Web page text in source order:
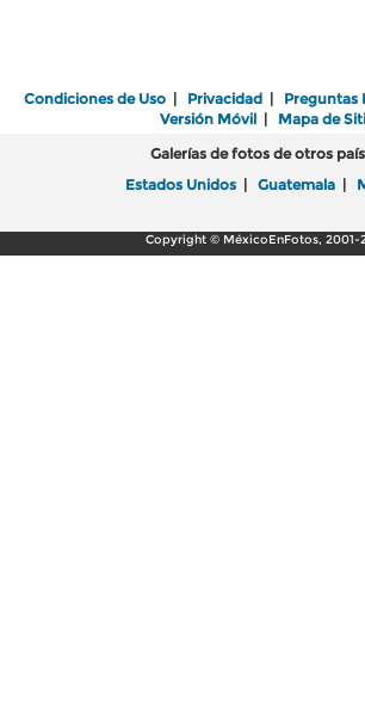
Condiciones de Uso | Privacidad | Preguntas
Versión Móvil| Mapa de
Galerías de fotos de otros
Estados Unidos | Guatemala |
Copyright © MéxicoEnFotos, 2001-